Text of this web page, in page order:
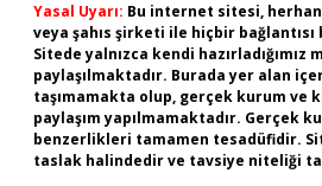
Yasal Uyarı: Bu internet sitesi,
veya şahıs şirketi ile hiçbir
Sitede yalnızca kendi hazırladığımız
paylaşılmaktadır. Burada yer alan
taşımamakta olup, gerçek kurum ve
paylaşım yapılmamaktadır. Gerçek
benzerlikleri tamamen tesadüfidir.
taslak halindedir ve tavsiye niteliği